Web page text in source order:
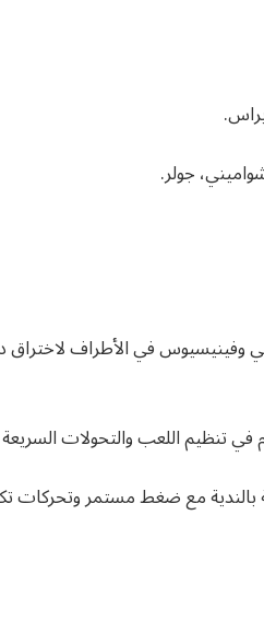
جولر.
وفينيسيوس في الأطراف
في تنظيم اللعب والتحولات
بالندية مع ضغط مستمر وتحركات